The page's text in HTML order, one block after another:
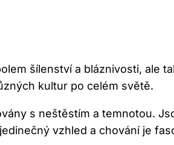
šílenství⁤ a bláznivosti, ​ale
kultur po celém světě.
s neštěstím a ‍temnotou.
vzhled ⁣a ​chování je